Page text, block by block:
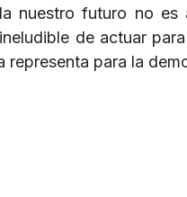
nuestro futuro no
de actuar
para la